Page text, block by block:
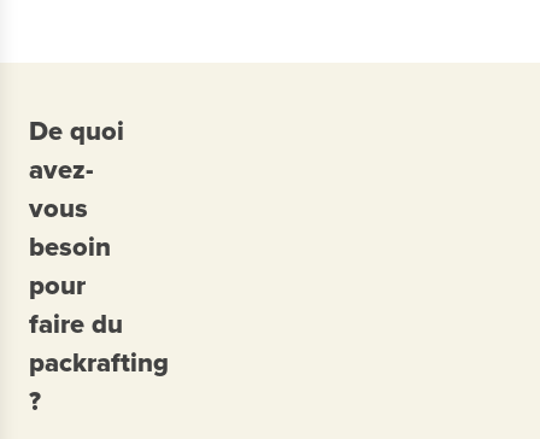
De quoi
avez-
vous
besoin
pour
faire du
packrafting
?